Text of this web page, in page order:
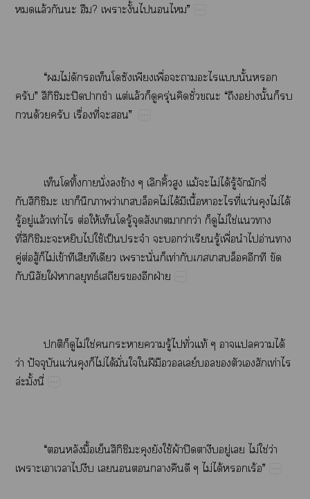
​ล้​​​?​ั้​​”
“​​ไม่​​​​​ื่​​​​​ั้​​
”​ึิ​​ปิ​​​ต่​ล้​​​ุ่​​ั่​​“​​ย่​ั้​​​
​ด้​​ื่​ี่​​”
​ิ้​​ั่​​ข้​​ิ้​​ม้​​ไม่​ได้​ู้​​​ี่​
ึิ​​​​​​ว่​​ไม่​ได้​​ื้​​​ี่​ว่​ไม่​ได้​
ู้​ู่​ล้​ท่​​ต่​ให้​ู้​​​​ว่​​​ไม่​ใช่​​​
ี่ึิ​​​​​ใช้​ป็​​​​ว่​​ู้​ื่​​​อ่​​
ู่​ต่​ู้​​ไม่​ข้​​​​​​ั่​​ท่​​​​​
​ิ​ใฝ่​​​ธ์​​​​ฝ่
​​​ไม่​ใช่​​​​ู้​​ั่​ท้​​​​ได้​
ว่​ปั​ว่​​ไม่​ได้​ั่​​​ฝี​​ย์​​​​​​ท่​​
ล่ั้ี่
“​​​ื้​ึิ​​​ใช้​ผ้​ปิ​​​ู่​​ไม่​ใช่​ว่​
​​​​​​​​​​​ไม่​ได้​ร้”